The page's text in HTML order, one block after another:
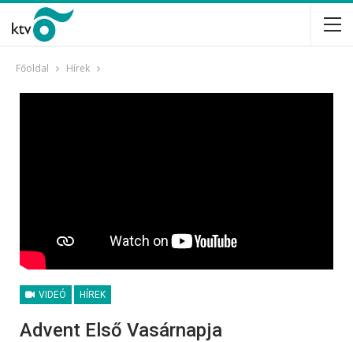
Főoldal Hírek
VIDEÓ HÍREK
Advent Első Vasárnapja